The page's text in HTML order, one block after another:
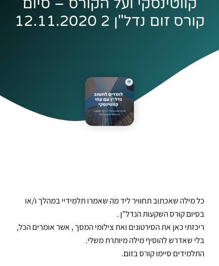
קורס זום נדל"ן 2 12.11.2020
כל מילה שאכתוב תחוויר ליד מה שאמרו תלמידיי במהלך ו/או
בסיום קורס השקעות הנדל"ן .
ריכזתי כאן את הסירטונים ואת צילומי המסך , אשר אומרים הכל,
בלי שאדרש להוסיף מילה מיותרת משלי.
התלמידים סיימו קורס בזום.